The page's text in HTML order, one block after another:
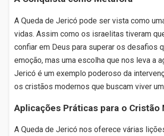
A Queda de Jericó pode ser vista como
vidas. Assim como os israelitas tiveram
confiar em Deus para superar os desafios
emoção, mas uma escolha que nos leva a
Jericó é um exemplo poderoso da
os cristãos modernos que buscam viver
Aplicações Práticas para o Cristão
A Queda de Jericó nos oferece várias